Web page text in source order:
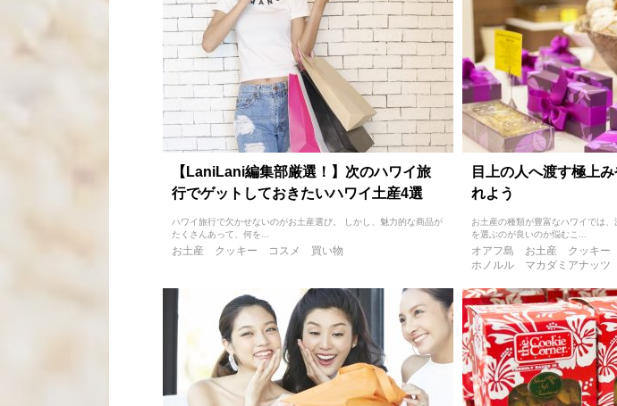
【LaniLani編集部厳選！】次のハワイ旅
行でゲットしておきたいハワイ土産4選
ハワイ旅行で欠かせないのがお土産選び。 しかし、魅力的な商品が
たくさんあって、何を...
お土産 クッキー コスメ 買い物
目上の人へ渡す極上
れよう
お土産の種類が豊富なハワイでは
を選ぶのが良いのか悩むこ...
オアフ島 お土産 クッキー
ホノルル
マカダミアナッツ